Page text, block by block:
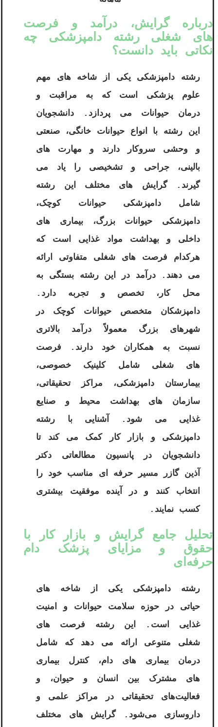
درباره گرایش‌، درآمد و فرصت
‌های شغلی رشته دامپزشکی چه
نکاتی باید دانست؟
رشته دامپزشکی یکی از شاخه های مهم
علوم پزشکی است که به مراقبت و
درمان حیوانات می پردازد. دانشجویان
این رشته با انواع حیوانات خانگی، صنعتی
و وحشی سروکار دارند و مهارت های
بالینی، جراحی و تشخیصی را یاد می
گیرند. گرایش های مختلف این رشته
شامل دامپزشکی حیوانات کوچک،
دامپزشکی حیوانات بزرگ، بیماری های
داخلی و بهداشت مواد غذایی است که
هرکدام فرصت های شغلی متفاوتی ارائه
می دهند. درآمد در این رشته بستگی به
محل کار، تخصص و تجربه دارد.
دامپزشکان متخصص حیوانات کوچک در
شهرهای بزرگ معمولاً درآمد بالاتری
نسبت به همکاران خود دارند. فرصت
های شغلی شامل کلینیک خصوصی،
بیمارستان دامپزشکی، مراکز تحقیقاتی،
سازمان های بهداشت محیط و صنایع
غذایی می شود. آشنایی با رشته
دامپزشکی و بازار کار کمک می کند تا
دانشجویان در پانسیون مطالعاتی دکتر
آذین گازر مسیر حرفه ای مناسب خود را
انتخاب کنند و در آینده موفقیت بیشتری
کسب نمایند.
تحلیل جامع گرایش‌ و بازار کار با
حقوق و مزایای پزشک دام
حرفه‌ای
رشته دامپزشکی یکی از شاخه‌ های
حیاتی در حوزه سلامت حیوانات و امنیت
غذایی است. این رشته فرصت‌ های
شغلی متنوعی ارائه می ‌دهد که شامل
درمان بیماری‌ های دام، کنترل بیماری
‌های مشترک بین انسان و حیوان، و
فعالیت‌های تحقیقاتی در مراکز علمی و
داروسازی می‌شود. گرایش ‌های مختلف